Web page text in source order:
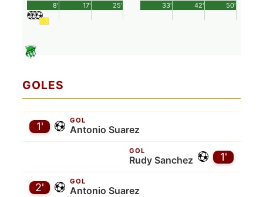
25'
8' 17' 50'
33' 42'
GOLES
GOL
Antonio Suarez
1'
1'
GOL
Rudy Sanchez
GOL
Antonio Suarez
2'